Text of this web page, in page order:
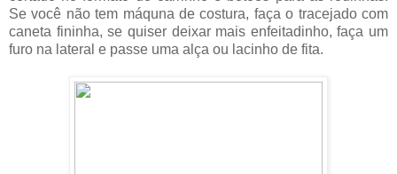
Se você não tem máquna de costura, faça o tracejado com
caneta fininha, se quiser deixar mais enfeitadinho, faça um
furo na lateral e passe uma alça ou lacinho de fita.